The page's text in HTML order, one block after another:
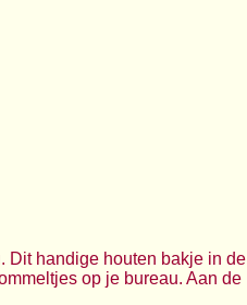
Dit handige houten bakje in de
op je bureau. Aan de